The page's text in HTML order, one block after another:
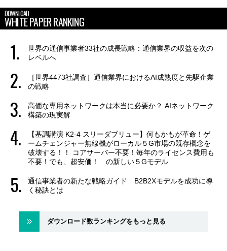
DOWNLOAD
WHITE PAPER RANKING
世界の通信事業者33社の成長戦略：通信業界の収益を次の
レベルへ
［世界4473社調査］通信業界におけるAI成熟度と先駆企業
の戦略
高価な専用ネットワークは本当に必要か？ AIネットワーク
構築の現実解
【基調講演 K2-4 スリーダブリュー】何もかもが革命！ゲ
ームチェンジャー無線機がローカル５G市場の既存概念を
破壊する！！ コアサーバー不要！毎年のライセンス費用も
不要！でも、超安価！ の新しい５Gモデル
通信事業者の新たな戦略ガイド B2B2Xモデルを成功に導
く秘訣とは
ダウンロード数ランキングをもっと見る